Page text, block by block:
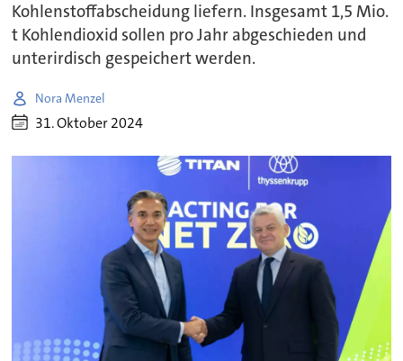
Kohlenstoffabscheidung liefern. Insgesamt 1,5 Mio.
t Kohlendioxid sollen pro Jahr abgeschieden und
unterirdisch gespeichert werden.
Nora Menzel
31. Oktober 2024